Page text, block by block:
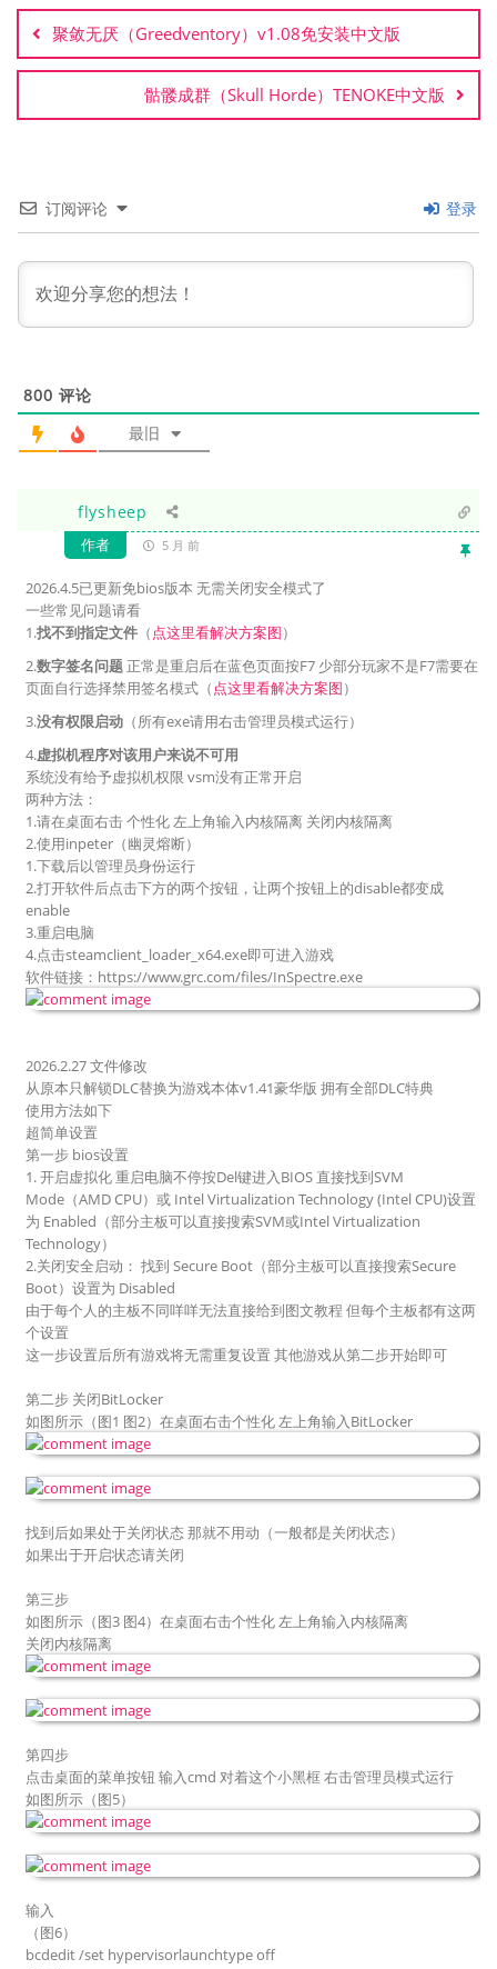
章
导
航
聚敛无厌（Greedventory）v1.08免安装中文版
骷髅成群（Skull Horde）TENOKE中文版
订阅评论 登录
800 评论
最旧
flysheep
作者 5 月 前
2026.4.5已更新免bios版本 无需关闭安全模式了
一些常见问题请看
1.找不到指定文件 （点这里看解决方案图）
2.数字签名问题正常是重启后在蓝色页面按F7 少部分玩家不是F7需要在
页面自行选择禁用签名模式（点这里看解决方案图）
3.没有权限启动 （所有exe请用右击管理员模式运行）
4.虚拟机程序对该用户来说不可用
系统没有给予虚拟机权限 vsm没有正常开启
两种方法：
1.请在桌面右击 个性化 左上角输入内核隔离 关闭内核隔离
2.使用inpeter（幽灵熔断）
1.下载后以管理员身份运行
2.打开软件后点击下方的两个按钮，让两个按钮上的disable都变成
enable
3.重启电脑
4.点击steamclient_loader_x64.exe即可进入游戏
软件链接：https://www.grc.com/files/InSpectre.exe
2026.2.27 文件修改
从原本只解锁DLC替换为游戏本体v1.41豪华版 拥有全部DLC特典
使用方法如下
超简单设置
第一步 bios设置
1. 开启虚拟化 重启电脑不停按Del键进入BIOS 直接找到SVM
Mode（AMD CPU）或 Intel Virtualization Technology (Intel CPU)设置
为 Enabled（部分主板可以直接搜索SVM或Intel Virtualization
Technology）
2.关闭安全启动： 找到 Secure Boot（部分主板可以直接搜索Secure
Boot）设置为 Disabled
由于每个人的主板不同咩咩无法直接给到图文教程 但每个主板都有这两
个设置
这一步设置后所有游戏将无需重复设置 其他游戏从第二步开始即可
第二步 关闭BitLocker
如图所示（图1 图2）在桌面右击个性化 左上角输入BitLocker
找到后如果处于关闭状态 那就不用动（一般都是关闭状态）
如果出于开启状态请关闭
第三步
如图所示（图3 图4）在桌面右击个性化 左上角输入内核隔离
关闭内核隔离
第四步
点击桌面的菜单按钮 输入cmd 对着这个小黑框 右击管理员模式运行
如图所示（图5）
输入
（图6）
bcdedit /set hypervisorlaunchtype off